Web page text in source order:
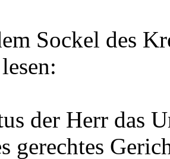
Sockel des
der Herr das
gerechtes